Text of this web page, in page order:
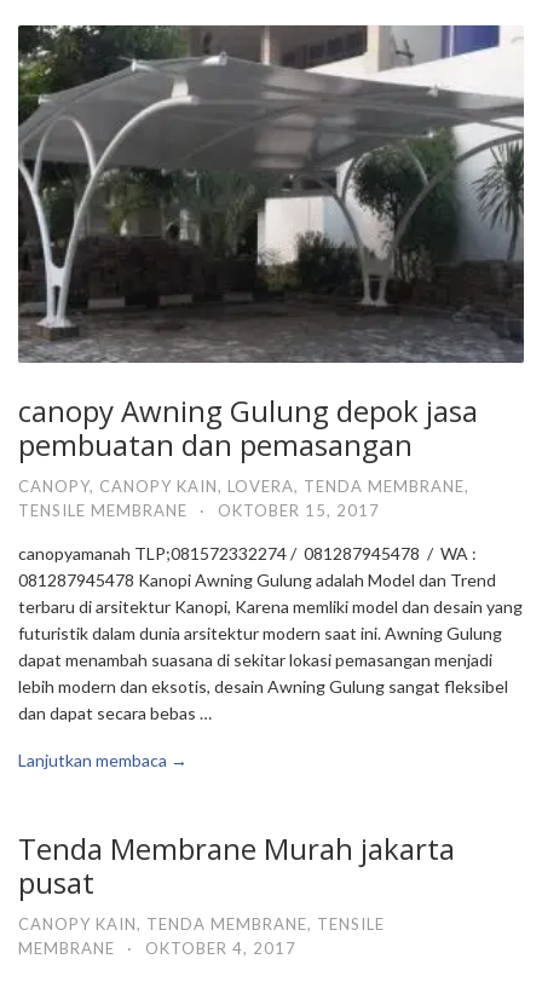
canopy Awning Gulung depok jasa
pembuatan dan pemasangan
CANOPY, CANOPY KAIN, LOVERA, TENDA MEMBRANE,
TENSILE MEMBRANE
· OKTOBER 15, 2017
canopyamanah TLP;081572332274 / 081287945478 / WA :
081287945478 Kanopi Awning Gulung adalah Model dan Trend
terbaru di arsitektur Kanopi, Karena memliki model dan desain yang
futuristik dalam dunia arsitektur modern saat ini. Awning Gulung
dapat menambah suasana di sekitar lokasi pemasangan menjadi
lebih modern dan eksotis, desain Awning Gulung sangat fleksibel
dan dapat secara bebas …
Lanjutkan membaca →
Tenda Membrane Murah jakarta
pusat
CANOPY KAIN, TENDA MEMBRANE, TENSILE
MEMBRANE
· OKTOBER 4, 2017